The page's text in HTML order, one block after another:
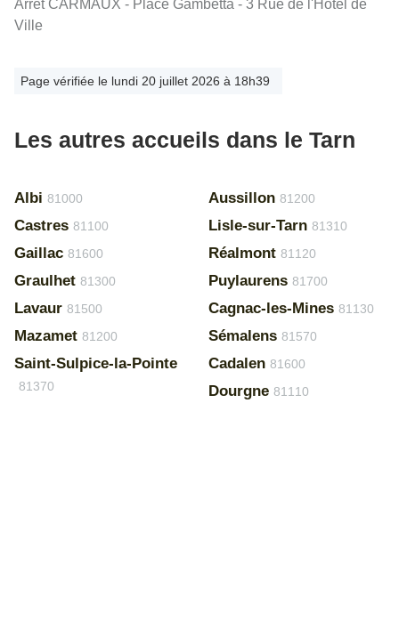
Arrêt CARMAUX - Place Gambetta - 3 Rue de l'Hotel de
Ville
Page vérifiée le lundi 20 juillet 2026 à 18h39
Les autres accueils dans le Tarn
Albi 81000
Castres 81100
Gaillac 81600
Graulhet 81300
Lavaur 81500
Mazamet 81200
Saint-Sulpice-la-Pointe
81370
Aussillon 81200
Lisle-sur-Tarn 81310
Réalmont 81120
Puylaurens 81700
Cagnac-les-Mines 81130
Sémalens 81570
Cadalen 81600
Dourgne 81110